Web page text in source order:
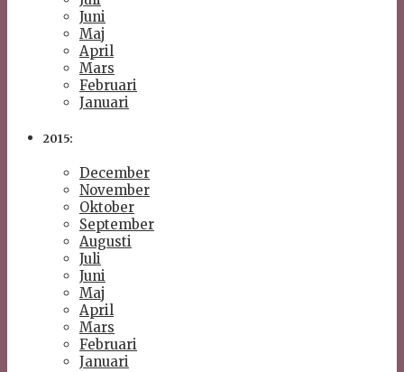
Juni
Maj
April
Mars
Februari
Januari
2015:
December
November
Oktober
September
Augusti
Juli
Juni
Maj
April
Mars
Februari
Januari